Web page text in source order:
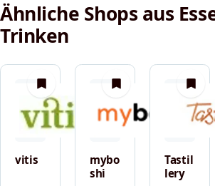
Ähnliche Shops aus
Trinken
merken
vitis
merken
mybo
shi
Tastil
lery